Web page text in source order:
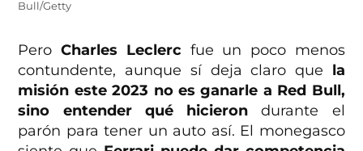
Bull/Getty
Pero Charles Leclerc fue un poco menos
contundente, aunque sí deja claro que la
misión este 2023 no es ganarle a Red Bull,
sino entender qué hicieron durante el
parón para tener un auto así. El monegasco